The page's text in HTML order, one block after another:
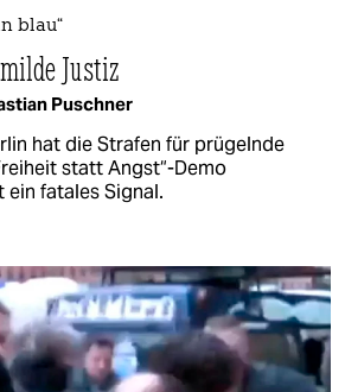
blau“
Justiz
Puschner
hat die Strafen für prügelnde
statt Angst“-Demo
fatales Signal.